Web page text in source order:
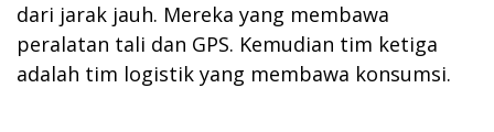
dari jarak jauh. Mereka yang membawa
peralatan tali dan GPS. Kemudian tim ketiga
adalah tim logistik yang membawa konsumsi.